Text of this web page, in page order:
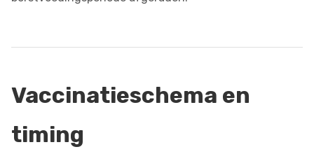
Vaccinatieschema en
timing